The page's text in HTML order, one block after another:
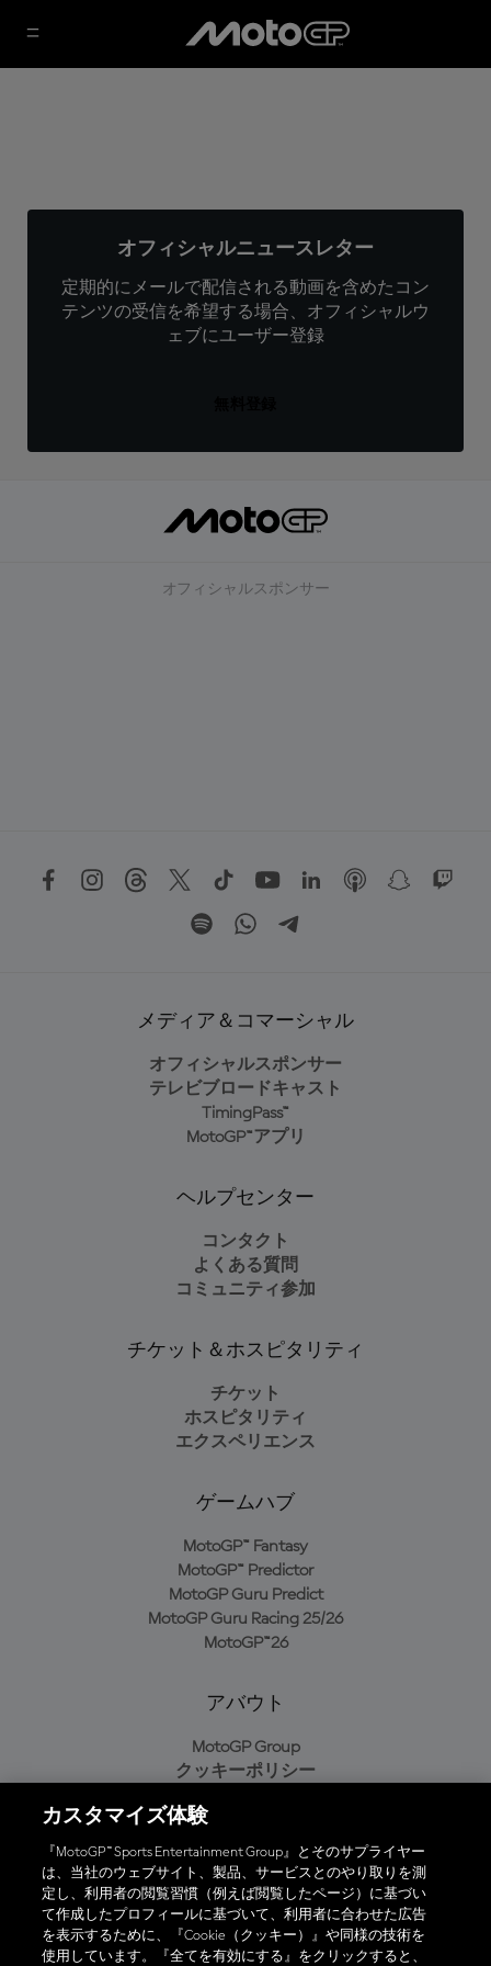
オフィシャルニュースレター
定期的にメールで配信される動画を含めたコン
テンツの受信を希望する場合、オフィシャルウ
ェブにユーザー登録
オフィシャルスポンサー
メディア＆コマーシャル
オフィシャルスポンサー
テレビブロードキャスト
TimingPass™
MotoGP™アプリ
ヘルプセンター
コンタクト
よくある質問
コミュニティ参加
チケット＆ホスピタリティ
チケット
ホスピタリティ
エクスペリエンス
ゲームハブ
MotoGP™ Fantasy
MotoGP™ Predictor
MotoGP Guru Predict
MotoGP Guru Racing 25/26
MotoGP™26
アバウト
MotoGP Group
クッキーポリシー
プライバシーポリシー
購入ポリシー
オフィシャルアプリ
カスタマイズ体験
『MotoGP™ Sports Entertainment Group』とそのサプライヤー
は、当社のウェブサイト、製品、サービスとのやり取りを測
定し、利用者の閲覧習慣（例えば閲覧したページ）に基づい
て作成したプロフィールに基づいて、利用者に合わせた広告
を表示するために、『Cookie（クッキー）』や同様の技術を
使用しています。『全てを有効にする』をクリックすると、